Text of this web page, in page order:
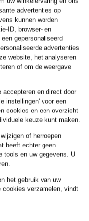
handcrème
€ 96
Jeans
AUREL Truien &
advertenties op
kunnen worden
ID, browser- en
gepersonaliseerd
advertenties
website, het analyseren
of om de weergave
en direct door
instellingen' voor een
cookies en een overzicht
keuze kunt maken.
of herroepen
heeft echter geen
tools en uw gegevens. U
het gebruik van uw
cookies verzamelen, vindt